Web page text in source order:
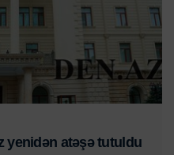
yenidən atəşə tutuldu